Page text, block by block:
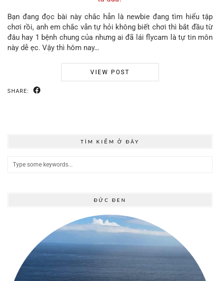
Bạn đang đọc bài này chắc hẳn là newbie đang tìm hiểu tập
chơi rồi, anh em chắc vẫn tự hỏi không biết chơi thì bắt đầu từ
đâu hay 1 bệnh chung của nhưng ai đã lái flycam là tự tin môn
này dễ ẹc. Vậy thì hôm nay…
VIEW POST
SHARE:
TÌM KIẾM Ở ĐÂY
ĐỨC ĐEN